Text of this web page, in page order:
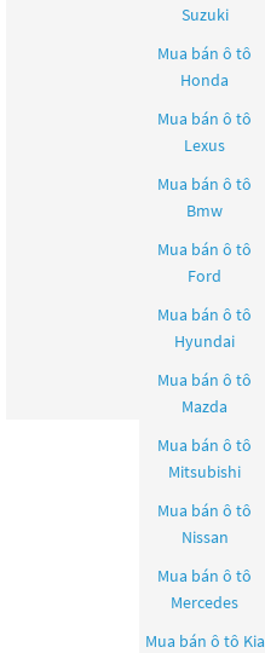
Suzuki
Mua bán ô tô
Honda
Mua bán ô tô
Lexus
Mua bán ô tô
Bmw
Mua bán ô tô
Ford
Mua bán ô tô
Hyundai
Mua bán ô tô
Mazda
Mua bán ô tô
Mitsubishi
Mua bán ô tô
Nissan
Mua bán ô tô
Mercedes
Mua bán ô tô Kia